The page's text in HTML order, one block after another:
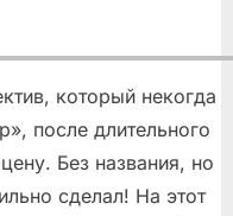
который некогда
после длительного
Без названия, но
сделал! На этот